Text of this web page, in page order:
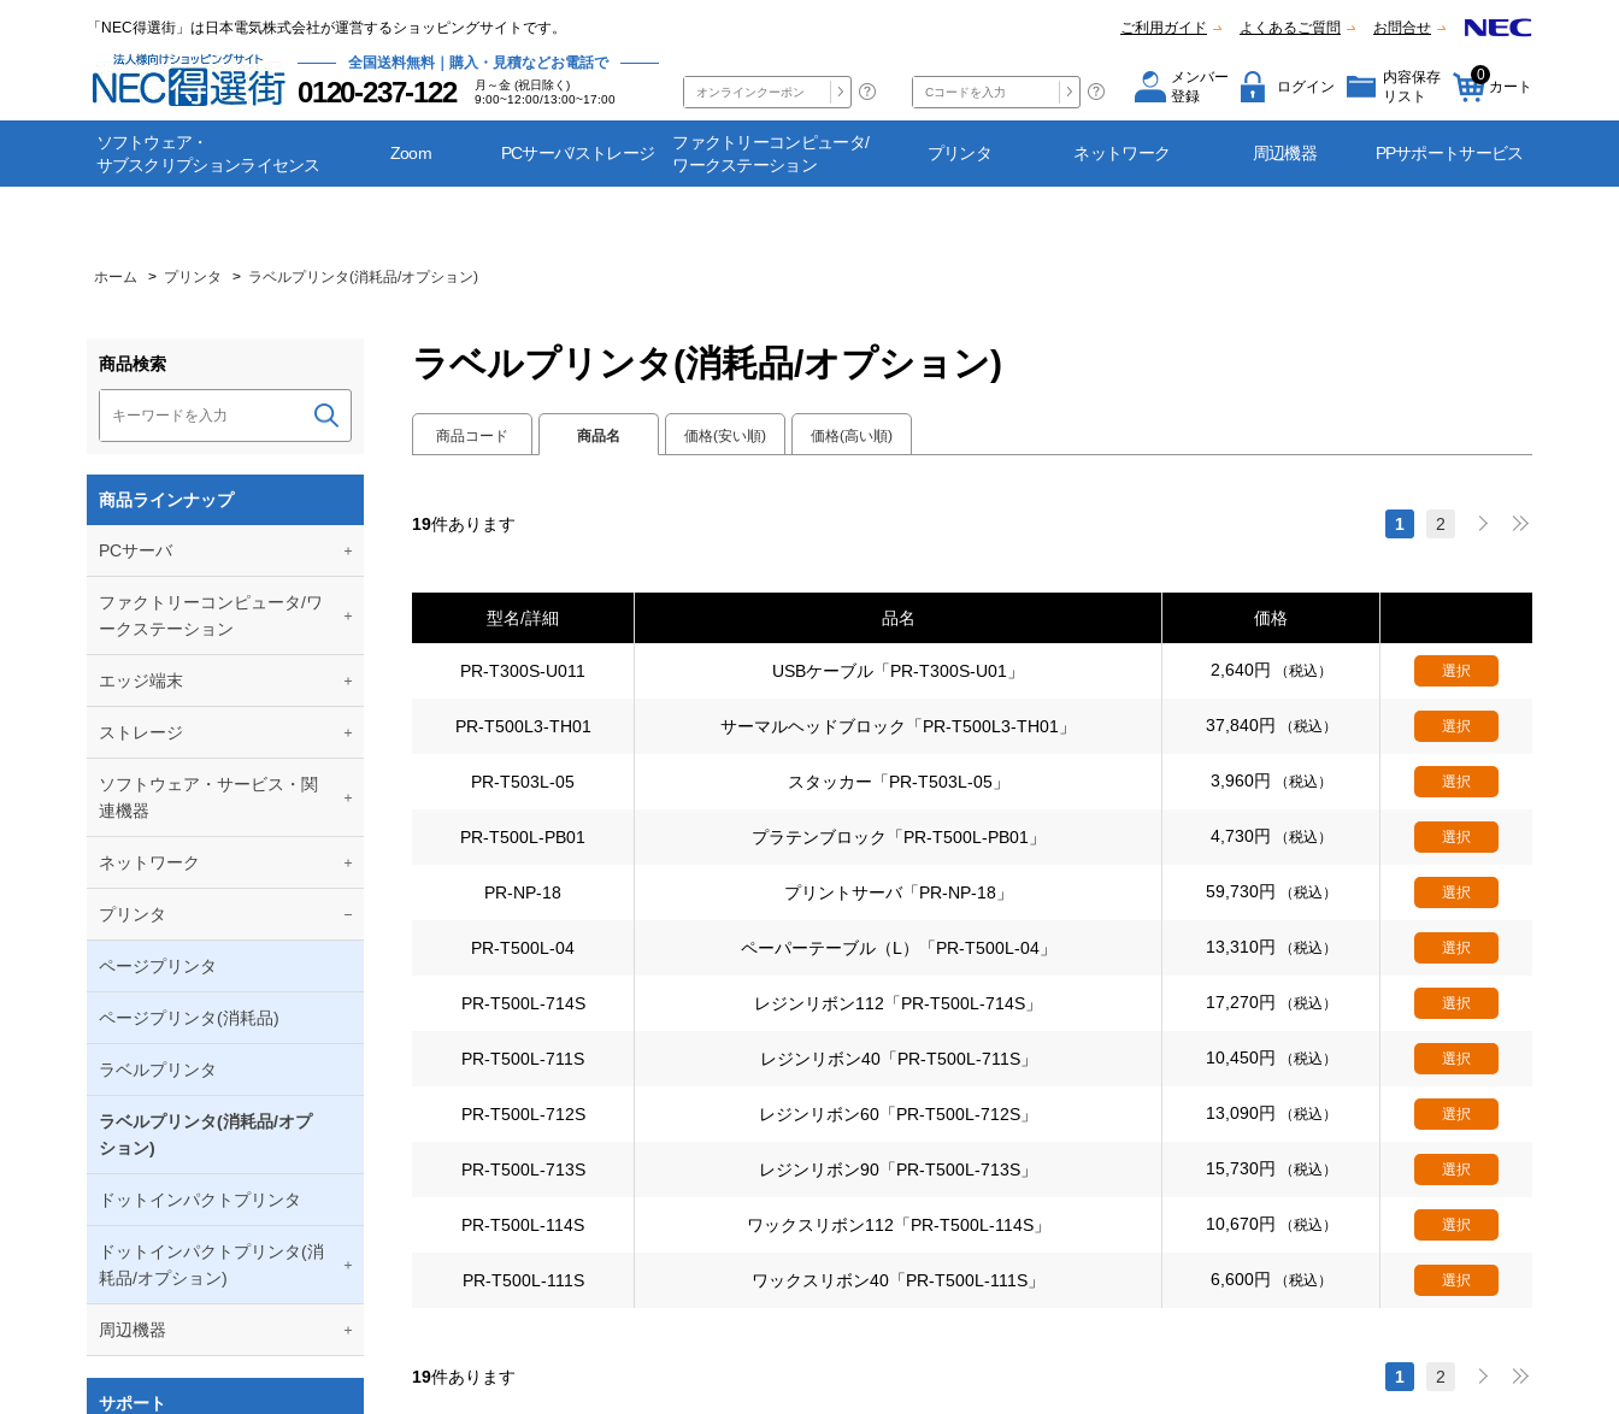
「NEC得選街」は日本電気株式会社が運営するショッピングサイトです。 ご利用ガイド よくあるご質問 お問合せ
全国送料無料｜購入・見積などお電話で
0120-237-122
月～金 (祝日除く)
9:00~12:00/13:00~17:00
メンバー
登録
ログイン
内容保存
リスト
0
カート
ソフトウェア・
サブスクリプションライセンス
Zoom PCサーバ/ストレージ
ファクトリーコンピュータ/
ワークステーション
プリンタ ネットワーク 周辺機器 PPサポートサービス
ホーム > プリンタ > ラベルプリンタ(消耗品/オプション)
商品検索
商品ラインナップ
PCサーバ
ファクトリーコンピュータ/ワ
ークステーション
エッジ端末
ストレージ
ソフトウェア・サービス・関
連機器
ネットワーク
プリンタ
ページプリンタ
ページプリンタ(消耗品)
ラベルプリンタ
ラベルプリンタ(消耗品/オプ
ション)
ドットインパクトプリンタ
ドットインパクトプリンタ(消
耗品/オプション)
周辺機器
サポート
ラベルプリンタ(消耗品/オプション)
商品コード 商品名 価格(安い順) 価格(高い順)
19件あります 1 2
型名/詳細 品名 価格
PR-T300S-U011 USBケーブル「PR-T300S-U01」 2,640円 （税込） 選択
PR-T500L3-TH01 サーマルヘッドブロック「PR-T500L3-TH01」 37,840円 （税込） 選択
PR-T503L-05 スタッカー「PR-T503L-05」 3,960円 （税込） 選択
PR-T500L-PB01 プラテンブロック「PR-T500L-PB01」 4,730円 （税込） 選択
PR-NP-18 プリントサーバ「PR-NP-18」 59,730円 （税込） 選択
PR-T500L-04 ペーパーテーブル（L）「PR-T500L-04」 13,310円 （税込） 選択
PR-T500L-714S レジンリボン112「PR-T500L-714S」 17,270円 （税込） 選択
PR-T500L-711S レジンリボン40「PR-T500L-711S」 10,450円 （税込） 選択
PR-T500L-712S レジンリボン60「PR-T500L-712S」 13,090円 （税込） 選択
PR-T500L-713S レジンリボン90「PR-T500L-713S」 15,730円 （税込） 選択
PR-T500L-114S ワックスリボン112「PR-T500L-114S」 10,670円 （税込） 選択
PR-T500L-111S ワックスリボン40「PR-T500L-111S」 6,600円 （税込） 選択
19件あります 1 2